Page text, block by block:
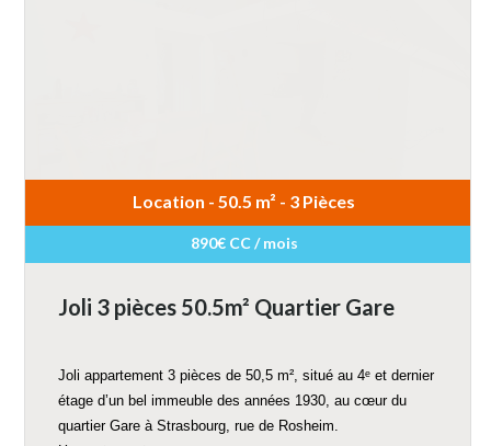
Location - 50.5 m² - 3 Pièces
890€ CC / mois
Joli 3 pièces 50.5m² Quartier Gare
Joli appartement 3 pièces de 50,5 m², situé au 4ᵉ et dernier
étage d’un bel immeuble des années 1930, au cœur du
quartier Gare à Strasbourg, rue de Rosheim.